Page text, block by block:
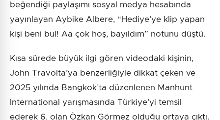
beğendiği paylaşımı sosyal medya hesabında
yayınlayan Aybike Albere, “Hediye’ye klip yapan
kişi beni bul! Aa çok hoş, bayıldım” notunu düştü.
Kısa sürede büyük ilgi gören videodaki kişinin,
John Travolta’ya benzerliğiyle dikkat çeken ve
2025 yılında Bangkok’ta düzenlenen Manhunt
International yarışmasında Türkiye’yi temsil
ederek 6. olan Özkan Görmez olduğu ortaya çıktı.